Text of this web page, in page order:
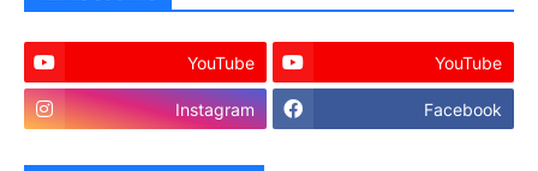
YouTube YouTube
Instagram Facebook